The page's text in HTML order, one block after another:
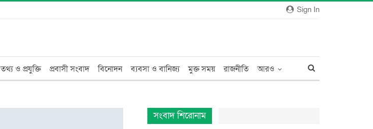
Sign In
তথ্য ও প্রযুক্তি প্রবাসী সংবাদ বিনোদন ব্যবসা ও বানিজ্য মুক্ত সময় রাজনীতি আরও
সংবাদ শিরোনাম